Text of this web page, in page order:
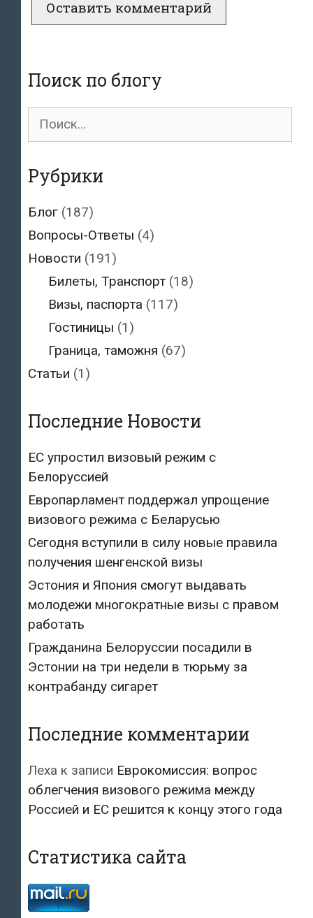
Поиск по блогу
Поиск
Рубрики
Блог (187)
Вопросы-Ответы (4)
Новости (191)
Билеты, Транспорт(18)
Визы, паспорта (117)
Гостиницы (1)
Граница, таможня (67)
Статьи (1)
Последние Новости
ЕС упростил визовый режим с
Белоруссией
Европарламент поддержал упрощение
визового режима с Беларусью
Сегодня вступили в силу новые правила
получения шенгенской визы
Эстония и Япония смогут выдавать
молодежи многократные визы с правом
работать
Гражданина Белоруссии посадили в
Эстонии на три недели в тюрьму за
контрабанду сигарет
Последние комментарии
Леха к записи Еврокомиссия: вопрос
облегчения визового режима между
Россией и ЕС решится к концу этого года
Статистика сайта